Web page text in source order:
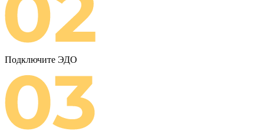
Подключите ЭДО